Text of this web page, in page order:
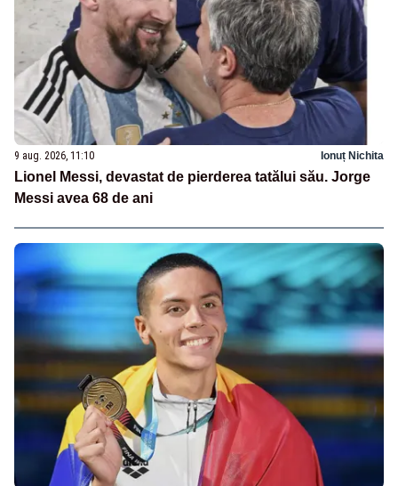
9 aug. 2026, 11:10 Ionuț Nichita
Lionel Messi, devastat de pierderea tatălui său. Jorge
Messi avea 68 de ani